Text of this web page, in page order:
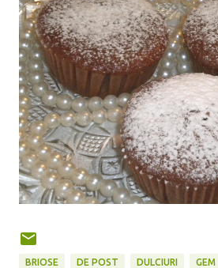
BRIOSE DE POST DULCIURI GEM